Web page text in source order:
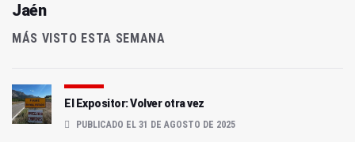
Jaén
MÁS VISTO ESTA SEMANA
El Expositor: Volver otra vez
PUBLICADO EL 31 DE AGOSTO DE 2025